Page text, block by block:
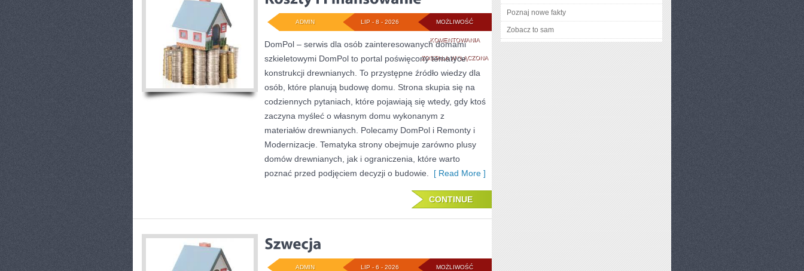
MOŻLIWOŚĆ
KOMENTOWANIAKOSZTY
I
FINANSOWANIE
ZOSTAŁA WYŁĄCZONA
LIP - 8 - 2026
ADMIN
DomPol – serwis dla osób zainteresowanych domami
szkieletowymi DomPol to portal poświęcony tematyce
konstrukcji drewnianych. To przystępne źródło wiedzy dla
osób, które planują budowę domu. Strona skupia się na
codziennych pytaniach, które pojawiają się wtedy, gdy ktoś
zaczyna myśleć o własnym domu wykonanym z
materiałów drewnianych. Polecamy DomPol i Remonty i
Modernizacje. Tematyka strony obejmuje zarówno plusy
domów drewnianych, jak i ograniczenia, które warto
poznać przed podjęciem decyzji o budowie.
[ Read More ]
CONTINUE
MOŻLIWOŚĆ
LIP - 6 - 2026
ADMIN
Poznaj nowe fakty
Zobacz to sam